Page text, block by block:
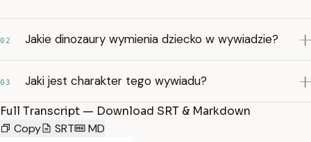
02 Jakie dinozaury wymienia dziecko w wywiadzie?
03 Jaki jest charakter tego wywiadu?
Full Transcript — Download SRT & Markdown
Copy
SRT MD